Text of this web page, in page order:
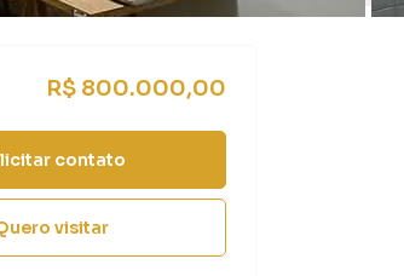
R$ 800.000,00
contato
visitar